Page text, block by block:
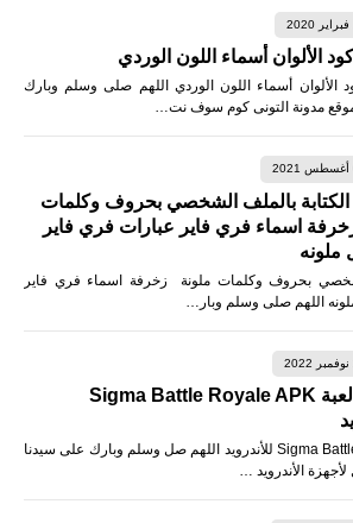
الألوان أسماء اللون الوردي
الألوان أسماء اللون الوردي اللهم صلى وسلم وبارك
مدونة التونى كوم سوف نت…
بالملف الشخصي بحروف وكلمات
اسماء فري فاير عبارات فري فاير
ملونه
بحروف وكلمات ملونة زخرفة اسماء فري فاير
اللهم صلى وسلم وبار…
تحميل لعبة Sigma Battle Royale APK
تحميل لعبة Sigma Battle Royale APK للأندرويد اللهم صل وسلم وبارك على سيدنا
الأندرويد …